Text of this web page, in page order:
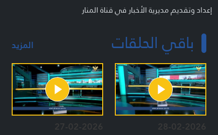
إعداد وتقديم مديرية الأخبار في قناة المنار
باقي الحلقات المزيد
28-02-2026
27-02-2026